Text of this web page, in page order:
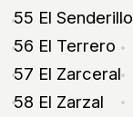
55 El Senderillo
56 El Terrero
57 El Zarceral
58 El Zarzal